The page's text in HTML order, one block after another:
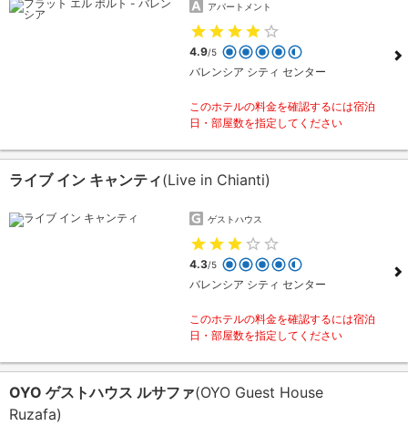
アパートメント
4.9/5
バレンシア シティ センター
このホテルの料金を確認するには宿泊
日・部屋数を指定してください
ライブ イン キャンティ(Live in Chianti)
ゲストハウス
4.3/5
バレンシア シティ センター
このホテルの料金を確認するには宿泊
日・部屋数を指定してください
OYO ゲストハウス ルサファ(OYO Guest House
Ruzafa)